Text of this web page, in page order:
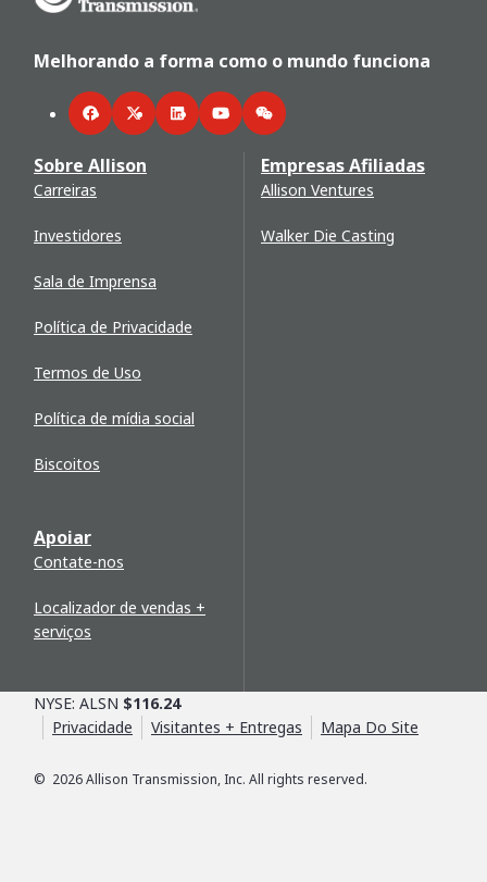
Melhorando a forma como o mundo funciona
FacebookTwitterLinkedInYouTubeWeChat
Sobre Allison
Carreiras
Investidores
Sala de Imprensa
Política de Privacidade
Termos de Uso
Política de mídia social
Biscoitos
Apoiar
Contate-nos
Localizador de vendas +
serviços
Empresas Afiliadas
Allison Ventures
Walker Die Casting
© 2026Allison Transmission, Inc. All rights reserved.
NYSE: ALSN $116.24
Privacidade
Visitantes + Entregas Mapa Do Site